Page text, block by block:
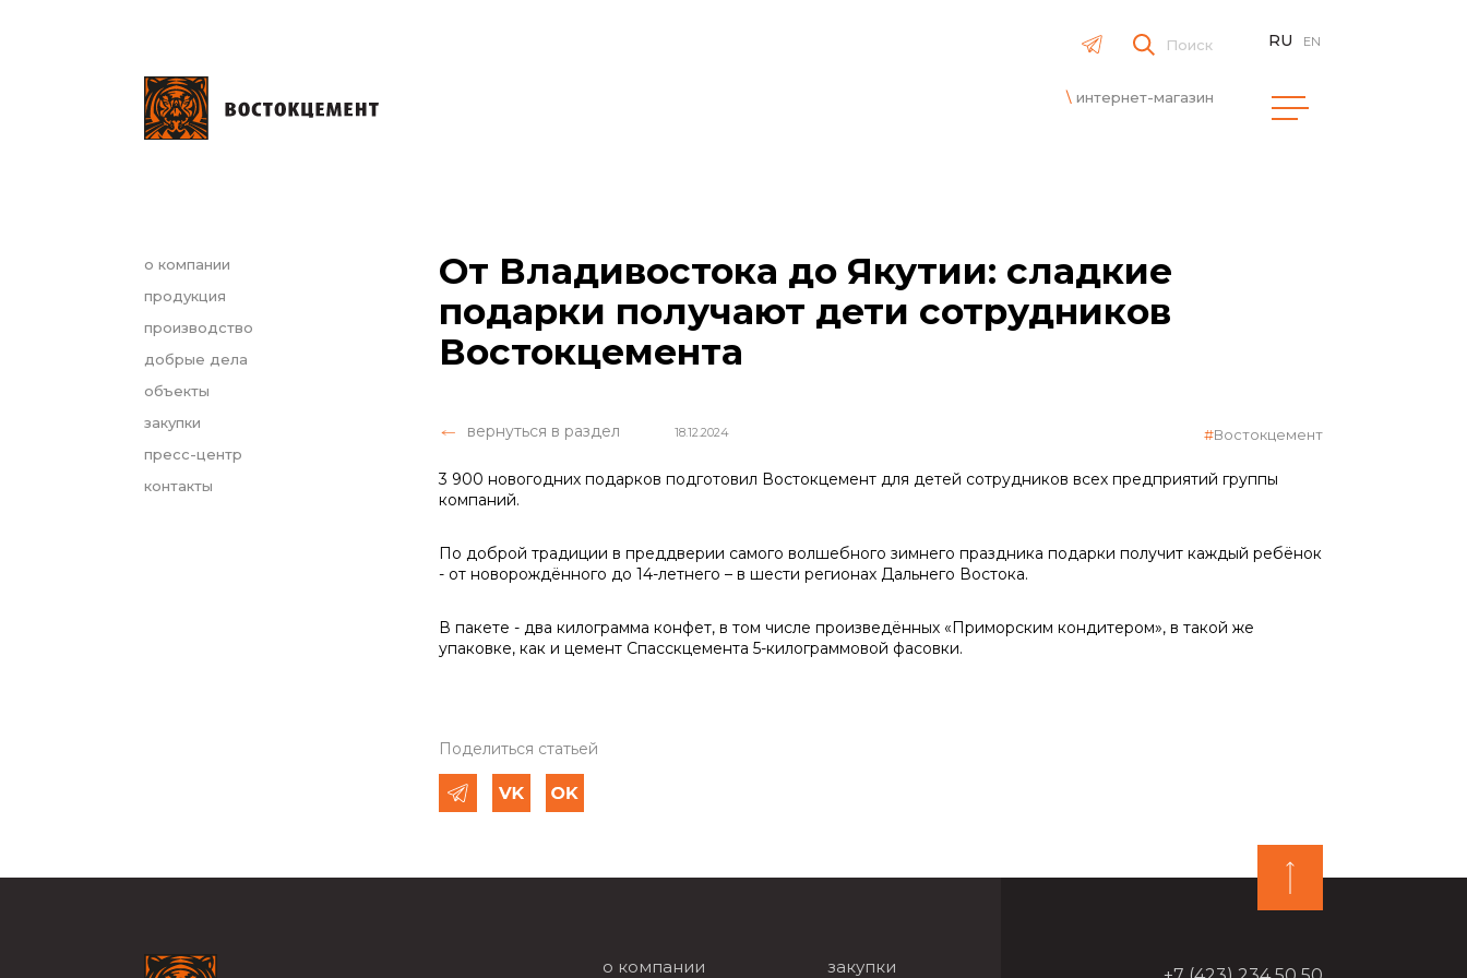
Поиск
интернет-магазин
RU EN
о компании
продукция
производство
добрые дела
объекты
закупки
пресс-центр
контакты
От Владивостока до Якутии: сладкие
подарки получают дети сотрудников
Востокцемента
вернуться в раздел 18.12.2024 Востокцемент
3 900 новогодних подарков подготовил Востокцемент для детей сотрудников всех предприятий группы
компаний.
По доброй традиции в преддверии самого волшебного зимнего праздника подарки получит каждый ребёнок
- от новорождённого до 14-летнего – в шести регионах Дальнего Востока.
В пакете - два килограмма конфет, в том числе произведённых «Приморским кондитером», в такой же
упаковке, как и цемент Спасскцемента 5-килограммовой фасовки.
Поделиться статьей
о компании закупки